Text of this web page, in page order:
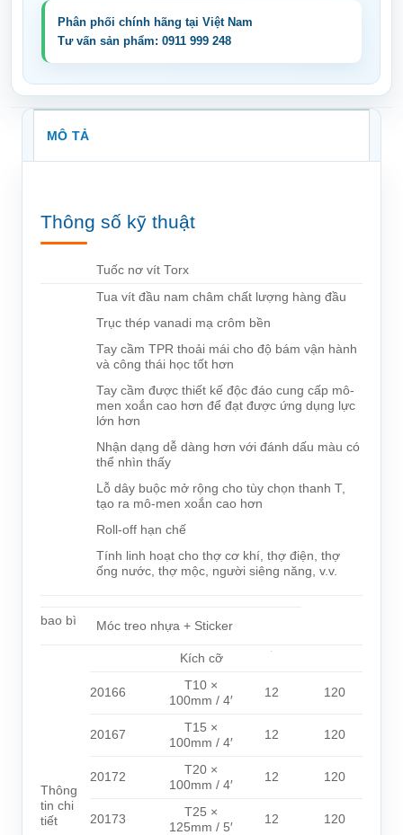
MÔ TẢ
Thông số kỹ thuật
Tuốc nơ vít Torx
Tua vít đầu nam châm chất lượng hàng đầu
Trục thép vanadi mạ crôm bền
Tay cầm TPR thoải mái cho độ bám vận hành
và công thái học tốt hơn
Tay cầm được thiết kế độc đáo cung cấp mô-
men xoắn cao hơn để đạt được ứng dụng lực
lớn hơn
Nhận dạng dễ dàng hơn với đánh dấu màu có
thể nhìn thấy
Lỗ dây buộc mở rộng cho tùy chọn thanh T,
tạo ra mô-men xoắn cao hơn
Roll-off hạn chế
Tính linh hoạt cho thợ cơ khí, thợ điện, thợ
ống nước, thợ mộc, người siêng năng, v.v.
bao bì Móc treo nhựa + Sticker
Thông
tin chi
tiết
Kích cỡ
20166
T10 ×
100mm / 4′
12 120
20167
T15 ×
100mm / 4′
12 120
20172
T20 ×
100mm / 4′
12 120
20173
T25 ×
125mm / 5′
12 120